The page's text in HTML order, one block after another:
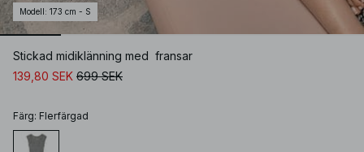
Modell : 173 cm - S
Stickad midiklänning med fransar
139,80 SEK 699 SEK
Färg: Flerfärgad